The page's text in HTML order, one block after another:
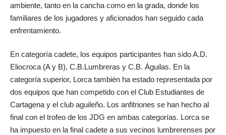
ambiente, tanto en la cancha como en la grada, donde los
familiares de los jugadores y aficionados han seguido cada
enfrentamiento.
En categoría cadete, los equipos participantes han sido A.D.
Eliocroca (A y B), C.B.Lumbreras y C.B. Águilas. En la
categoría superior, Lorca también ha estado representada por
dos equipos que han competido con el Club Estudiantes de
Cartagena y el club aguileño. Los anfitriones se han hecho al
final con el trofeo de los JDG en ambas categorías. Lorca se
ha impuesto en la final cadete a sus vecinos lumbrerenses por